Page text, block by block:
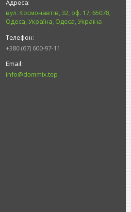
вул. Космонавтів, 32, оф. 17, 65078,
Одеса, Україна, Одеса, Україна
+380 (67) 600-97-11
info@dommix.top